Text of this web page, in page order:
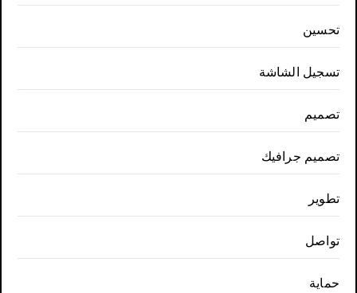
تحسين
تسجيل الشاشة
تصميم
تصميم جرافيك
تطوير
تواصل
حماية